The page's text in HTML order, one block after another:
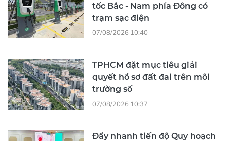
tốc Bắc - Nam phía Đông có
trạm sạc điện
07/08/2026 10:40
TPHCM đặt mục tiêu giải
quyết hồ sơ đất đai trên môi
trường số
07/08/2026 10:37
Đẩy nhanh tiến độ Quy hoạch